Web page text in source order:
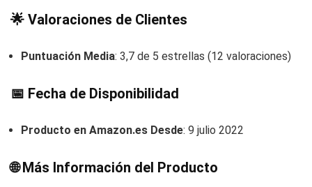
🌟 Valoraciones de Clientes
Puntuación Media: 3,7 de 5 estrellas (12 valoraciones)
📅 Fecha de Disponibilidad
Producto en Amazon.es Desde: 9 julio 2022
🌐Más Información del Producto